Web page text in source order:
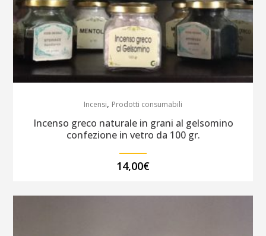
Incensi, Prodotti consumabili
Incenso greco naturale in grani al gelsomino
confezione in vetro da 100 gr.
14,00€